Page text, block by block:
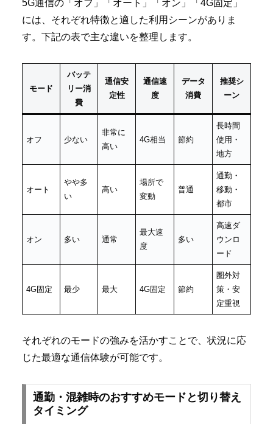
5G通信の「オフ」「オート」「オン」「4G固定」
には、それぞれ特徴と適した利用シーンがありま
す。下記の表で主な違いを整理します。
モード
バッテ
リー消
費
通信安
定性
通信速
度
データ
消費
推奨シ
ーン
オフ 少ない
非常に
高い
4G相当 節約
長時間
使用・
地方
オート
やや多
い
高い
場所で
変動
普通
通勤・
移動・
都市
オン 多い 通常
最大速
度
多い
高速ダ
ウンロ
ード
4G固定 最少 最大 4G固定 節約
圏外対
策・安
定重視
それぞれのモードの強みを活かすことで、状況に応
じた最適な通信体験が可能です。
通勤・混雑時のおすすめモードと切り替え
タイミング